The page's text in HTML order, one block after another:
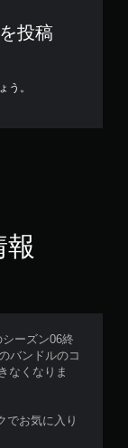
投稿
う。
ーズン06終
バンドルのコ
なくなりま
でお気に入り